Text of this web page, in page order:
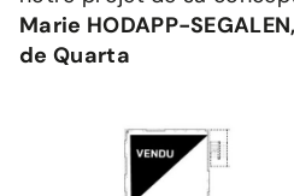
Marie HODAPP-
de Quarta